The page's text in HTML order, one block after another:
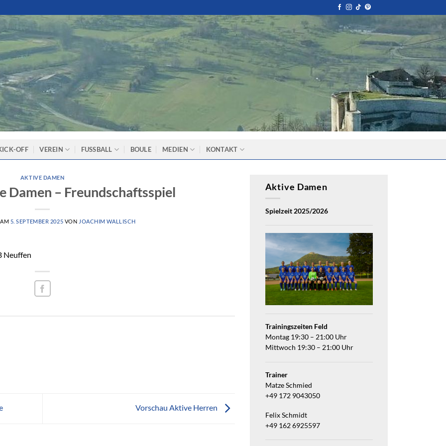
OFF VEREIN FUSSBALL BOULE MEDIEN KONTAKT
AKTIVE DAMEN
Damen – Freundschaftsspiel
5. SEPTEMBER 2025 VON JOACHIM WALLISCH
Neuffen
Vorschau Aktive Herren
Aktive Damen
Spielzeit 2025/2026
Trainingszeiten Feld
Montag 19:30 – 21:00 Uhr
Mittwoch 19:30 – 21:00 Uhr
Trainer
Matze Schmied
+49 172 9043050
Felix Schmidt
+49 162 6925597